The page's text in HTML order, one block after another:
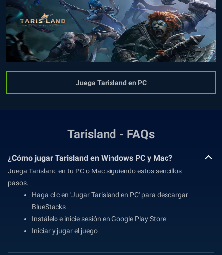
Juega Tarisland en PC
Tarisland - FAQs
¿Cómo jugar Tarisland en Windows PC y Mac?
Juega Tarisland en tu PC o Mac siguiendo estos sencillos
pasos.
Haga clic en 'Jugar Tarisland en PC' para descargar
BlueStacks
Instálelo e inicie sesión en Google Play Store
Iniciar y jugar el juego